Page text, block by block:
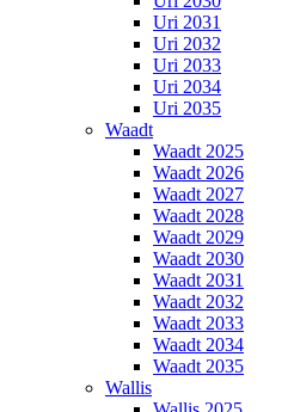
Uri 2031
Uri 2032
Uri 2033
Uri 2034
Uri 2035
Waadt
Waadt 2025
Waadt 2026
Waadt 2027
Waadt 2028
Waadt 2029
Waadt 2030
Waadt 2031
Waadt 2032
Waadt 2033
Waadt 2034
Waadt 2035
Wallis